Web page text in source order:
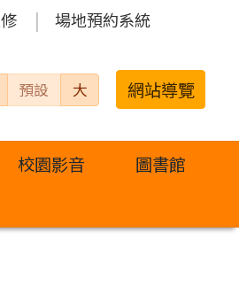
場地預約系統
預設 大 網站導覽
校園影音 圖書館